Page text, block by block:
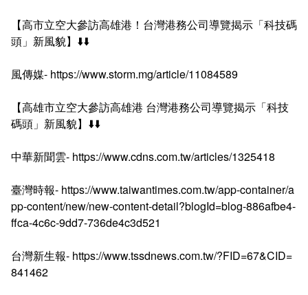
【高市立空大參訪高雄港！台灣港務公司導覽揭示「科技碼
頭」新風貌】⬇️⬇️
風傳媒- https://www.storm.mg/article/11084589
【高雄市立空大參訪高雄港 台灣港務公司導覽揭示「科技
碼頭」新風貌】⬇️⬇️
中華新聞雲- https://www.cdns.com.tw/articles/1325418
臺灣時報- https://www.taiwantimes.com.tw/app-container/a
pp-content/new/new-content-detail?blogId=blog-886afbe4-
ffca-4c6c-9dd7-736de4c3d521
台灣新生報- https://www.tssdnews.com.tw/?FID=67&CID=
841462